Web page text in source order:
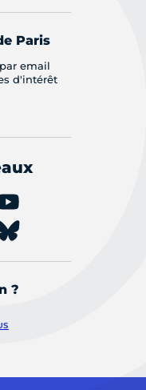
Paris
email
d'intérêt
?